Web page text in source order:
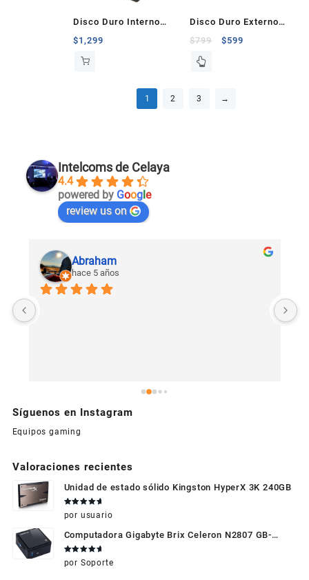
Disco Duro Interno
SSDH Seagate 2.5″ 1TB
Rpm5400
$1,299
Disco Duro Externo
portátil Toshiba de 1TB
$799 $599
1 2 3 →
Intelcoms de Celaya
4.4
powered by Google
review us on
Abraham
hace 5 años
Síguenos en Instagram
Equipos gaming
Valoraciones recientes
Unidad de estado sólido Kingston HyperX 3K 240GB
en5 de 5
por usuario
Computadora Gigabyte Brix Celeron N2807 GB-
BXBT-2807 + WIFI + RAM de 4GB + HDD 500gb +
Windows 10
Valorado
en5 de 5
por Soporte